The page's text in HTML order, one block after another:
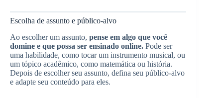
Escolha de assunto e público-alvo
Ao escolher um assunto, pense em algo que você
domine e que possa ser ensinado online. Pode ser
uma habilidade, como tocar um instrumento musical, ou
um tópico acadêmico, como matemática ou história.
Depois de escolher seu assunto, defina seu público-alvo
e adapte seu conteúdo para eles.